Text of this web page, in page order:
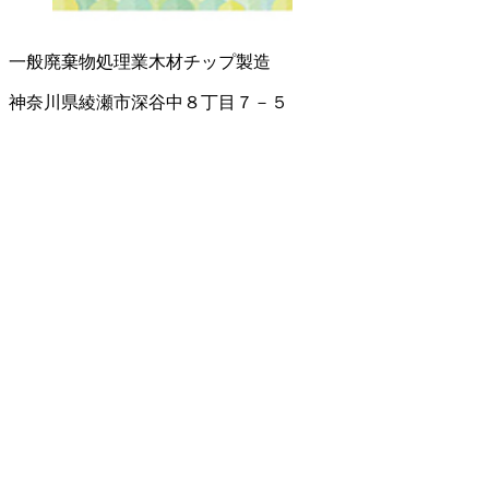
一般廃棄物処理業木材チップ製造
神奈川県綾瀬市深谷中８丁目７－５